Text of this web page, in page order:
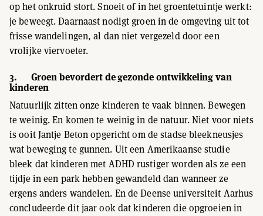
op het onkruid stort. Snoeit of in het groentetuintje werkt:
je beweegt. Daarnaast nodigt groen in de omgeving uit tot
frisse wandelingen, al dan niet vergezeld door een
vrolijke viervoeter.
3. Groen bevordert de gezonde ontwikkeling van
kinderen
Natuurlijk zitten onze kinderen te vaak binnen. Bewegen
te weinig. En komen te weinig in de natuur. Niet voor niets
is ooit Jantje Beton opgericht om de stadse bleekneusjes
wat beweging te gunnen. Uit een Amerikaanse studie
bleek dat kinderen met ADHD rustiger worden als ze een
tijdje in een park hebben gewandeld dan wanneer ze
ergens anders wandelen. En de Deense universiteit Aarhus
concludeerde dit jaar ook dat kinderen die opgroeien in